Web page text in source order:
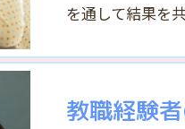
を通して結果を
教職経験